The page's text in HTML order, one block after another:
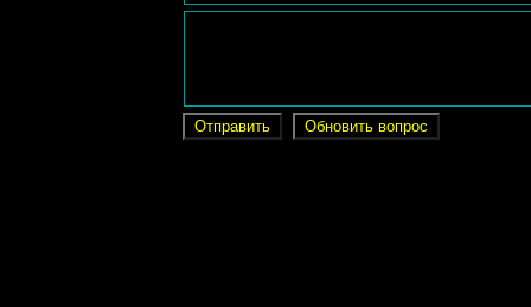
Обновить вопрос
Отправить